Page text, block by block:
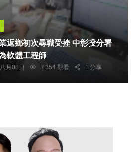
次尋職受挫 中彰投分署
軟體工程師
月08日 7,354 觀看 1 分享